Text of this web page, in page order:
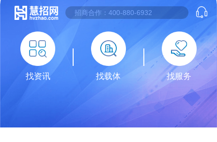
找资讯 找载体 找服务